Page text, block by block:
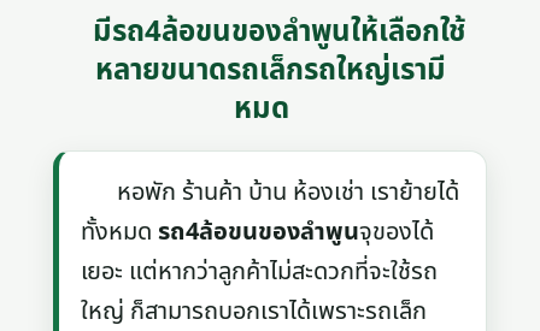
มีรถ4ล้อขนของลําพูนให้เลือกใช้
หลายขนาดรถเล็กรถใหญ่เรามี
หมด
หอพัก ร้านค้า บ้าน ห้องเช่า เราย้ายได้
ทั้งหมดรถ4ล้อขนของลําพูนจุของได้
เยอะ แต่หากว่าลูกค้าไม่สะดวกที่จะใช้รถ
ใหญ่ ก็สามารถบอกเราได้เพราะรถเล็ก